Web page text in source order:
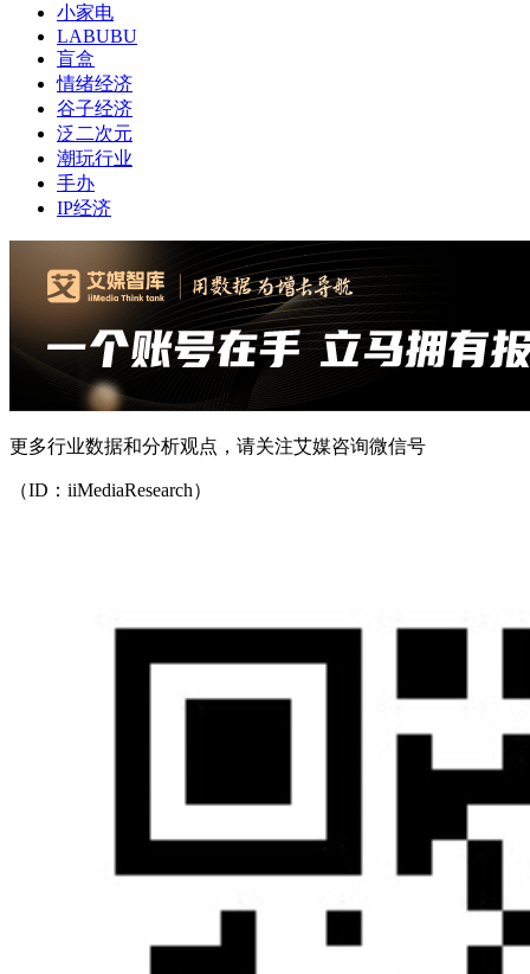
小家电
LABUBU
盲盒
情绪经济
谷子经济
泛二次元
潮玩行业
手办
IP经济
更多行业数据和分析观点，请关注艾媒咨询微信号
（ID：iiMediaResearch）